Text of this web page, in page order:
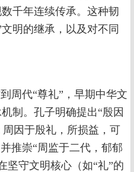
千年连续传承。这种韧
明的继承，以及对不同
周代“尊礼”，早期中华文
制。孔子明确提出“殷因
因于殷礼，所损益，可
推崇“周监于二代，郁郁
坚守文明核心（如“礼”的